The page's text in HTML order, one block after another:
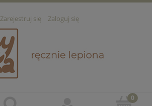
Zarejestruj się Zaloguj się